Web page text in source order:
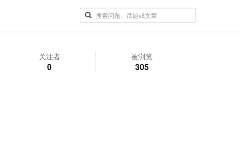
关注者
0
被浏览
305